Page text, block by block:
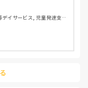
てとか言いますが、
を作るためのお昼寝
なら不適切保育だと
しているはずです。
る保護者が多いです
イサービス, 児童発達支援